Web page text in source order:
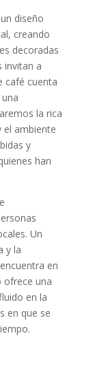
diseño
creando
decoradas
invitan a
café cuenta
la rica
el ambiente
y
han
Un
y la
en
ofrece una
en la
en que se